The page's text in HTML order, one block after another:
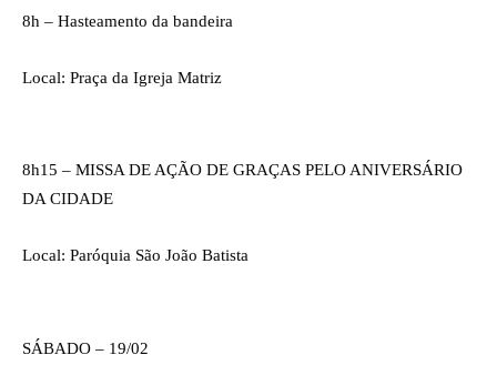
8h – Hasteamento da bandeira
Local: Praça da Igreja Matriz
8h15 – MISSA DE AÇÃO DE GRAÇAS PELO ANIVERSÁRIO
DA CIDADE
Local: Paróquia São João Batista
SÁBADO – 19/02